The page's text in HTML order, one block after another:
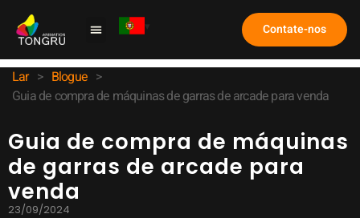
Contate-nos
Lar > Blogue >
Guia de compra de máquinas de garras de arcade para venda
Guia de compra de máquinas
de garras de arcade para
venda
23/09/2024